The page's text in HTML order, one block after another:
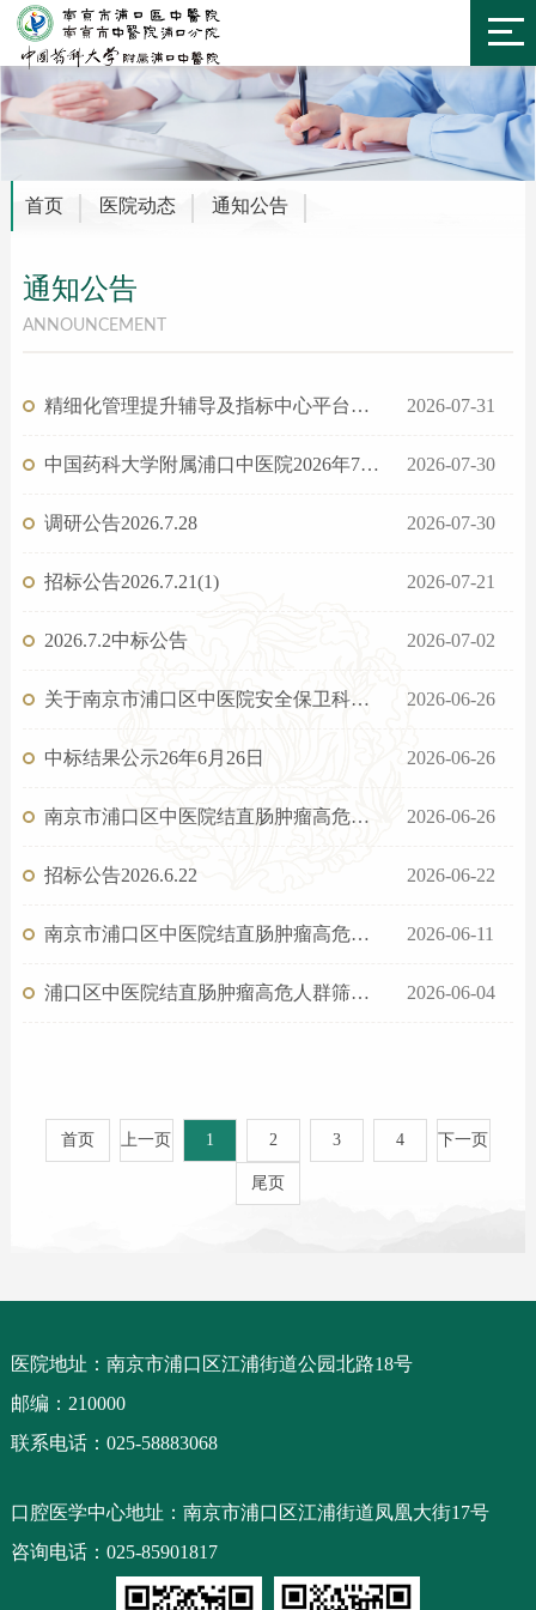
首页 医院动态 通知公告
通知公告
ANNOUNCEMENT
精细化管理提升辅导及指标中心平台建设项目市场调研公告 2026-07-31
中国药科大学附属浦口中医院2026年7月公开招聘高层次人才公告 2026-07-30
调研公告2026.7.28 2026-07-30
招标公告2026.7.21(1) 2026-07-21
2026.7.2中标公告 2026-07-02
关于南京市浦口区中医院安全保卫科消防设施年检招标 2026-06-26
中标结果公示26年6月26日 2026-06-26
南京市浦口区中医院结直肠肿瘤高危人群筛查工作外包服务项目采购招标成交结果公告 2026-06-26
招标公告2026.6.22 2026-06-22
南京市浦口区中医院结直肠肿瘤高危人群筛查工作外包服务项目采购招标公告（第二次） 2026-06-11
浦口区中医院结直肠肿瘤高危人群筛查工作外包服务项目采购招标公告 2026-06-04
首页 上一页 1 2 3 4 下一页
尾页
医院地址：南京市浦口区江浦街道公园北路18号
邮编：210000
联系电话：025-58883068
口腔医学中心地址：南京市浦口区江浦街道凤凰大街17号
咨询电话：025-85901817